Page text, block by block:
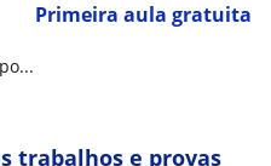
Primeira aula gratuita
trabalhos e provas